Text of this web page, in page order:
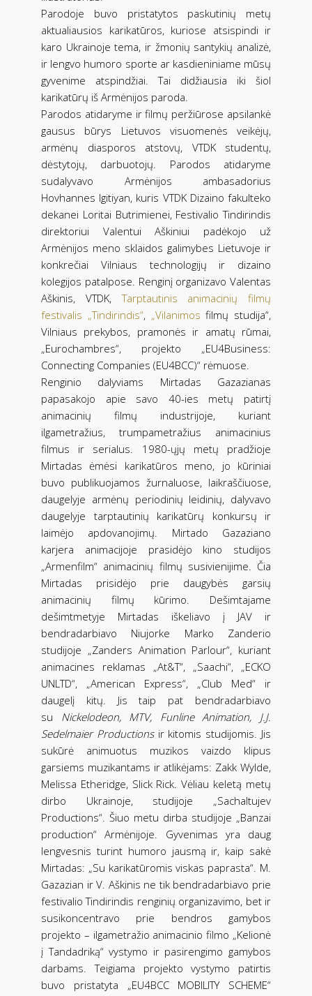
Parodoje buvo pristatytos paskutinių metų
aktualiausios karikatūros, kuriose atsispindi ir
karo Ukrainoje tema, ir žmonių santykių analizė,
ir lengvo humoro sporte ar kasdieniniame mūsų
gyvenime atspindžiai. Tai didžiausia iki šiol
karikatūrų iš Armėnijos paroda.
Parodos atidaryme ir filmų peržiūrose apsilankė
gausus būrys Lietuvos visuomenės veikėjų,
armėnų diasporos atstovų, VTDK studentų,
dėstytojų, darbuotojų. Parodos atidaryme
sudalyvavo Armėnijos ambasadorius
Hovhannes Igitiyan, kuris VTDK Dizaino fakulteko
dekanei Loritai Butrimienei, Festivalio Tindirindis
direktoriui Valentui Aškiniui padėkojo už
Armėnijos meno sklaidos galimybes Lietuvoje ir
konkrečiai Vilniaus technologijų ir dizaino
kolegijos patalpose. Renginį organizavo Valentas
Aškinis, VTDK,Tarptautinis animacinių filmų
festivalis „Tindirindis“, „Vilanimos filmų studija“,
Vilniaus prekybos, pramonės ir amatų rūmai,
„Eurochambres“, projekto „EU4Business:
Connecting Companies (EU4BCC)“ rėmuose.
Renginio dalyviams Mirtadas Gazazianas
papasakojo apie savo 40-ies metų patirtį
animacinių filmų industrijoje, kuriant
ilgametražius, trumpametražius animacinius
filmus ir serialus. 1980-ųjų metų pradžioje
Mirtadas ėmėsi karikatūros meno, jo kūriniai
buvo publikuojamos žurnaluose, laikraščiuose,
daugelyje armėnų periodinių leidinių, dalyvavo
daugelyje tarptautinių karikatūrų konkursų ir
laimėjo apdovanojimų. Mirtado Gazaziano
karjera animacijoje prasidėjo kino studijos
„Armenfilm“ animacinių filmų susivienijime. Čia
Mirtadas prisidėjo prie daugybės garsių
animacinių filmų kūrimo. Dešimtajame
dešimtmetyje Mirtadas iškeliavo į JAV ir
bendradarbiavo Niujorke Marko Zanderio
studijoje „Zanders Animation Parlour“, kuriant
animacines reklamas „At&T“, „Saachi“, „ECKO
UNLTD“, „American Express“, „Club Med“ ir
daugelį kitų. Jis taip pat bendradarbiavo
su Nickelodeon, MTV, Funline Animation, J.J.
Sedelmaier Productionsir kitomis studijomis. Jis
sukūrė animuotus muzikos vaizdo klipus
garsiems muzikantams ir atlikėjams: Zakk Wylde,
Melissa Etheridge, Slick Rick. Vėliau keletą metų
dirbo Ukrainoje, studijoje „Sachaltujev
Productions“. Šiuo metu dirba studijoje „Banzai
production“ Armėnijoje. Gyvenimas yra daug
lengvesnis turint humoro jausmą ir, kaip sakė
Mirtadas: „Su karikatūromis viskas paprasta“. M.
Gazazian ir V. Aškinis ne tik bendradarbiavo prie
festivalio Tindirindis renginių organizavimo, bet ir
susikoncentravo prie bendros gamybos
projekto – ilgametražio animacinio filmo „Kelionė
į Tandadriką“ vystymo ir pasirengimo gamybos
darbams. Teigiama projekto vystymo patirtis
buvo pristatyta „EU4BCC MOBILITY SCHEME“